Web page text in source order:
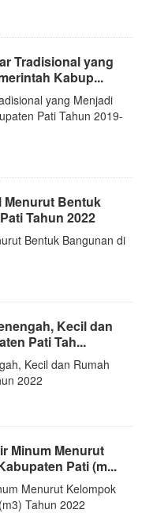
Tradisional yang
Kabup...
yang Menjadi
Pati Tahun 2019-
Menurut Bentuk
Tahun 2022
Bentuk Bangunan di
Kecil dan
Pati Tah...
Kecil dan Rumah
2022
Minum Menurut
Pati (m...
Menurut Kelompok
Tahun 2022